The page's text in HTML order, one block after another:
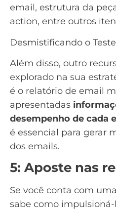
email, estrutura da
action, entre outros
Desmistificando o
Além disso, outro
explorado na sua
é o relatório de email
apresentadas
desempenho de cada
é essencial para gerar
dos emails.
5: Aposte nas
Se você conta com uma
sabe como